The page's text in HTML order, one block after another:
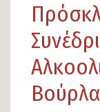
Βούρλα